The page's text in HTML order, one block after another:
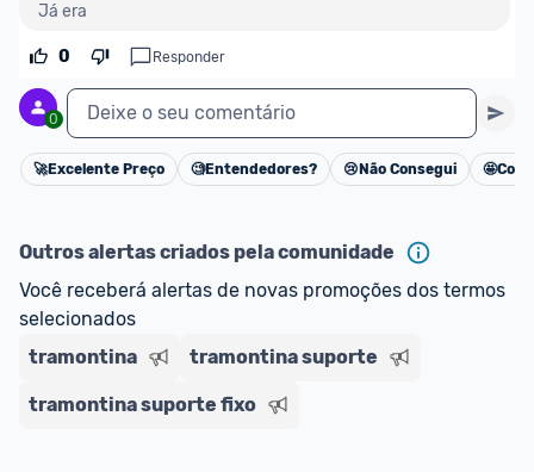
Já era
0 Responder
0 Deixe o seu comentário
Cancelar
🚀Excelente Preço 🧐Entendedores? 😢 Não Consegui 🤩
Outros alertas criados pela comunidade
Você receberá alertas de novas promoções dos termos
selecionados
tramontina
tramontina suporte
tramontina suporte fixo